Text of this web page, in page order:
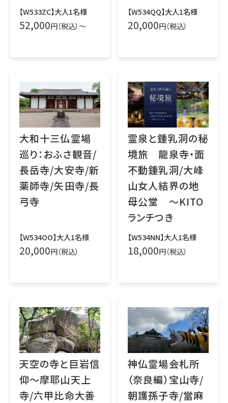
【W533ZC】大人1名様
52,000円（税込）～
【W534QQ】大人1名様
20,000円（税込）
大和十三仏霊場
巡り：おふさ観音/
長岳寺/大安寺/新
薬師寺/矢田寺/長
弓寺
【W534OO】大人1名様
20,000円（税込）
霊泉と鍾乳洞の秘
境旅 龍泉寺・面
不動鍾乳洞/大峰
山女人結界の地
母公堂 ～KITO
ランチつき
【W534NN】大人1名様
18,000円（税込）
天空の寺と巨岩信
仰～摩耶山天上
寺/六甲比命大善
神仏霊場会札所
（奈良編）宝山寺/
朝護孫子寺/當麻